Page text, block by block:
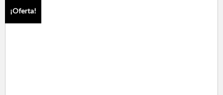
¡Oferta!